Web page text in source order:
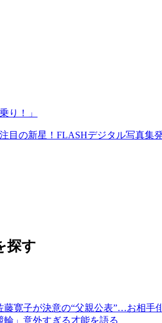
り！」
目の新星！FLASHデジタル写真集発
探す
藤寛子が決意の“父親公表”…お相手
」意外すぎる才能を語る